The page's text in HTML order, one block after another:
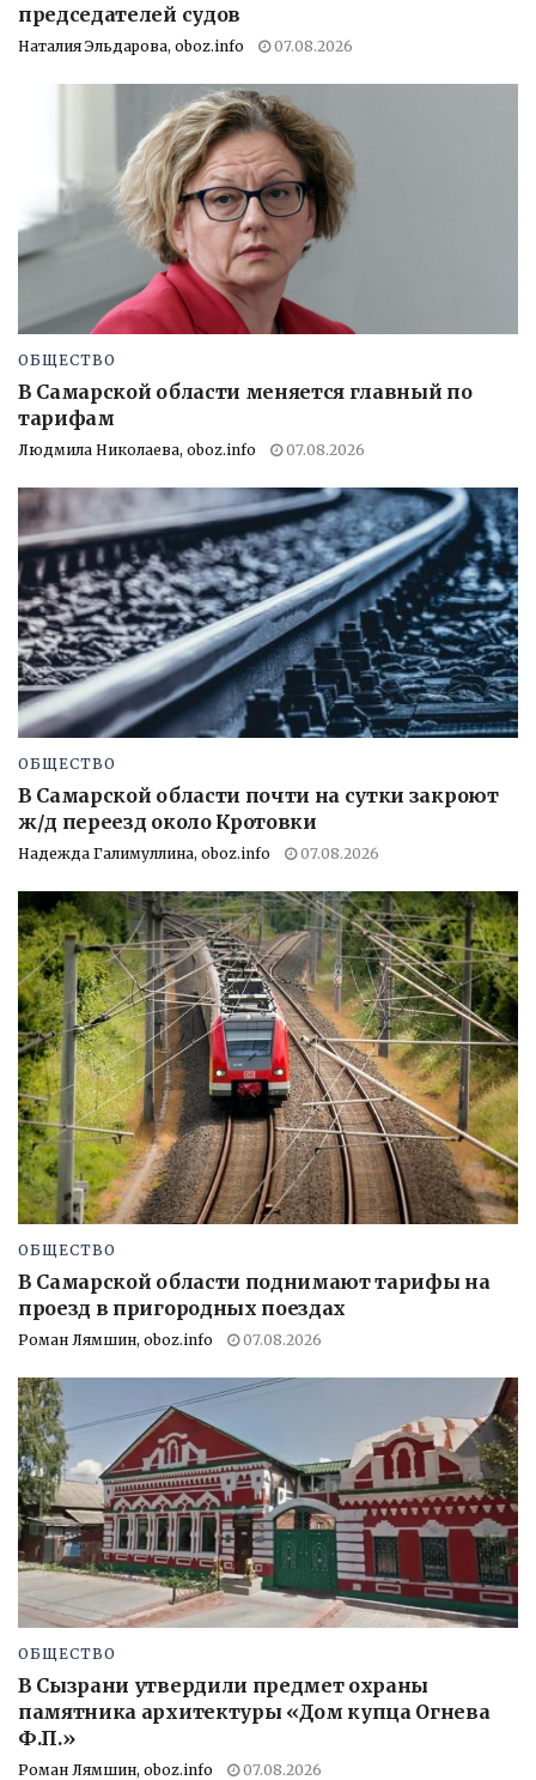
председателей судов
Наталия Эльдарова, oboz.info 07.08.2026
ОБЩЕСТВО
В Самарской области меняется главный по
тарифам
Людмила Николаева, oboz.info 07.08.2026
ОБЩЕСТВО
В Самарской области почти на сутки закроют
ж/д переезд около Кротовки
Надежда Галимуллина, oboz.info 07.08.2026
ОБЩЕСТВО
В Самарской области поднимают тарифы на
проезд в пригородных поездах
Роман Лямшин, oboz.info 07.08.2026
ОБЩЕСТВО
В Сызрани утвердили предмет охраны
памятника архитектуры «Дом купца Огнева
Ф.П.»
Роман Лямшин, oboz.info 07.08.2026